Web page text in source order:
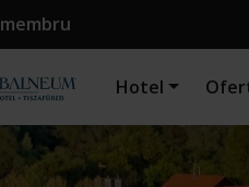
membru
Hotel